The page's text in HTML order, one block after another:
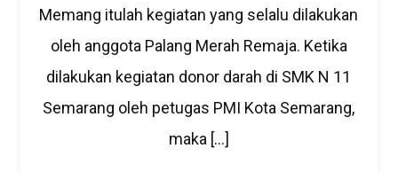
Memang itulah kegiatan yang selalu dilakukan
oleh anggota Palang Merah Remaja. Ketika
dilakukan kegiatan donor darah di SMK N 11
Semarang oleh petugas PMI Kota Semarang,
maka […]